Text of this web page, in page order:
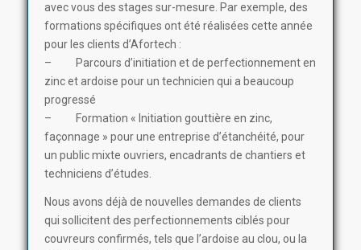
avec vous des stages sur-mesure. Par exemple, des
formations spécifiques ont été réalisées cette année
pour les clients d’Afortech :
– Parcours d’initiation et de perfectionnement en
zinc et ardoise pour un technicien qui a beaucoup
progressé
– Formation « Initiation gouttière en zinc,
façonnage » pour une entreprise d’étanchéité, pour
un public mixte ouvriers, encadrants de chantiers et
techniciens d’études.
Nous avons déjà de nouvelles demandes de clients
qui sollicitent des perfectionnements ciblés pour
couvreurs confirmés, tels que l’ardoise au clou, ou la